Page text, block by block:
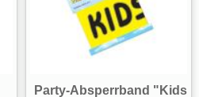
Party-Absperrband "Kids